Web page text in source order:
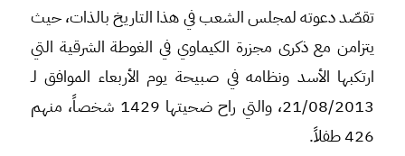
تقصّد دعوته لمجلس الشعب في هذا التاريخ بالذات، حيث
يتزامن مع ذكرى مجزرة الكيماوي في الغوطة الشرقية التي
ارتكبها الأسد ونظامه في صبيحة يوم الأربعاء الموافق لـ
21/08/2013، والتي راح ضحيتها 1429 شخصاً، منهم
426 طفلاً.